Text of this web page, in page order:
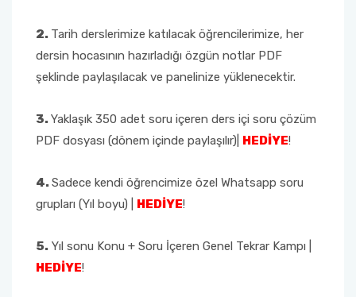
2. Tarih derslerimize katılacak öğrencilerimize, her
dersin hocasının hazırladığı özgün notlar PDF
şeklinde paylaşılacak ve panelinize yüklenecektir.
3.Yaklaşık 350 adet soru içeren ders içi soru çözüm
PDF dosyası (dönem içinde paylaşılır)| HEDİYE!
4.Sadece kendi öğrencimize özel Whatsapp soru
grupları (Yıl boyu) | HEDİYE!
5. Yıl sonu Konu + Soru İçeren Genel Tekrar Kampı |
HEDİYE!